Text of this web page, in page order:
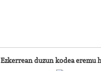
Ezkerrean duzun kodea eremu